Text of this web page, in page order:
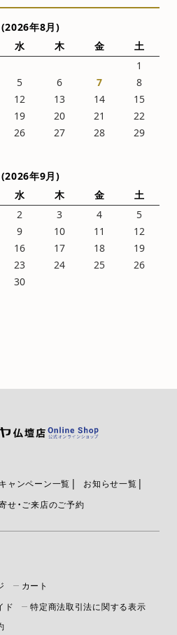
年8月)
水 木 金
土
1
5 6 7
8
12 13 14
15
19 20 21
22
26 27 28
29
年9月)
水 木 金
土
2 3 4
5
9 10 11
12
16 17 18
19
23 24 25
26
30
キャンペーン一覧
お知らせ一覧
せ・ご来店のご予約
カート
ド
特定商法取引法に関する表示